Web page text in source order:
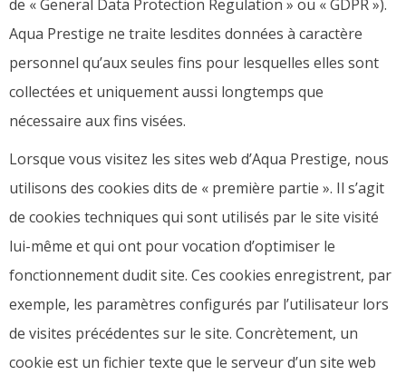
de « General Data Protection Regulation » ou « GDPR »).
Aqua Prestige ne traite lesdites données à caractère
personnel qu’aux seules fins pour lesquelles elles sont
collectées et uniquement aussi longtemps que
nécessaire aux fins visées.
Lorsque vous visitez les sites web d’Aqua Prestige, nous
utilisons des cookies dits de « première partie ». Il s’agit
de cookies techniques qui sont utilisés par le site visité
lui-même et qui ont pour vocation d’optimiser le
fonctionnement dudit site. Ces cookies enregistrent, par
exemple, les paramètres configurés par l’utilisateur lors
de visites précédentes sur le site. Concrètement, un
cookie est un fichier texte que le serveur d’un site web